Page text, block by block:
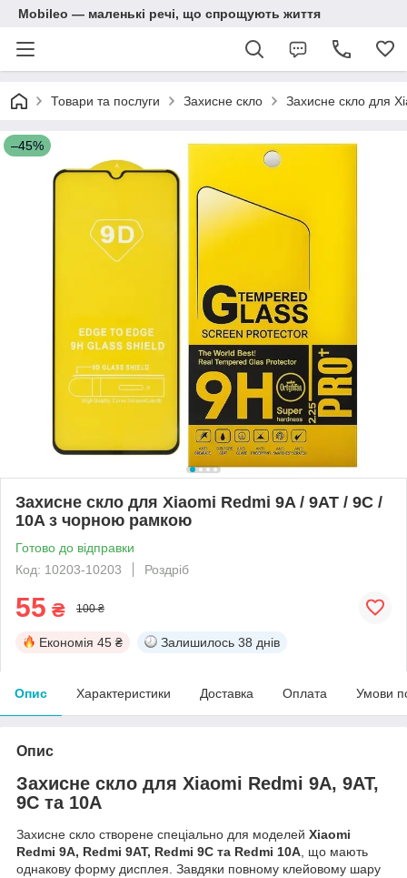
Mobileo — маленькі речі, що спрощують життя
Товари та послуги Захисне скло Захисне скло для
–45%
Захисне скло для Xiaomi Redmi 9A / 9AT / 9C /
10A з чорною рамкою
Готово до відправки
Код: 10203-10203
Роздріб
55 ₴ 100 ₴
Економія 45 ₴ Залишилось 38 днів
Опис Характеристики Доставка Оплата Умови
Опис
Захисне скло для Xiaomi Redmi 9A, 9AT,
9C та 10A
Захисне скло створене спеціально для моделей Xiaomi
Redmi 9A, Redmi 9AT, Redmi 9C та Redmi 10A, що мають
однакову форму дисплея. Завдяки повному клейовому шару